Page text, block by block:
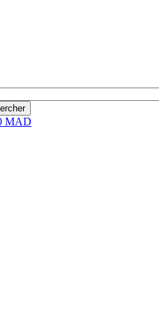
MAD